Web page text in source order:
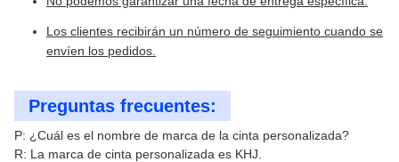
Los clientes recibirán un número de seguimiento cuando se
envíen los pedidos.
Preguntas frecuentes:
P: ¿Cuál es el nombre de marca de la cinta personalizada?
R: La marca de cinta personalizada es KHJ.